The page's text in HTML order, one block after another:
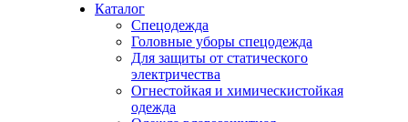
Каталог
Спецодежда
Головные уборы спецодежда
Для защиты от статического
электричества
Огнестойкая и химическистойкая
одежда